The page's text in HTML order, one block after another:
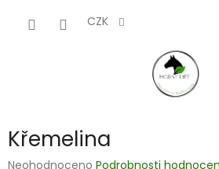
CZK
Křemelina
Průměrné
Neohodnoceno Podrobnosti